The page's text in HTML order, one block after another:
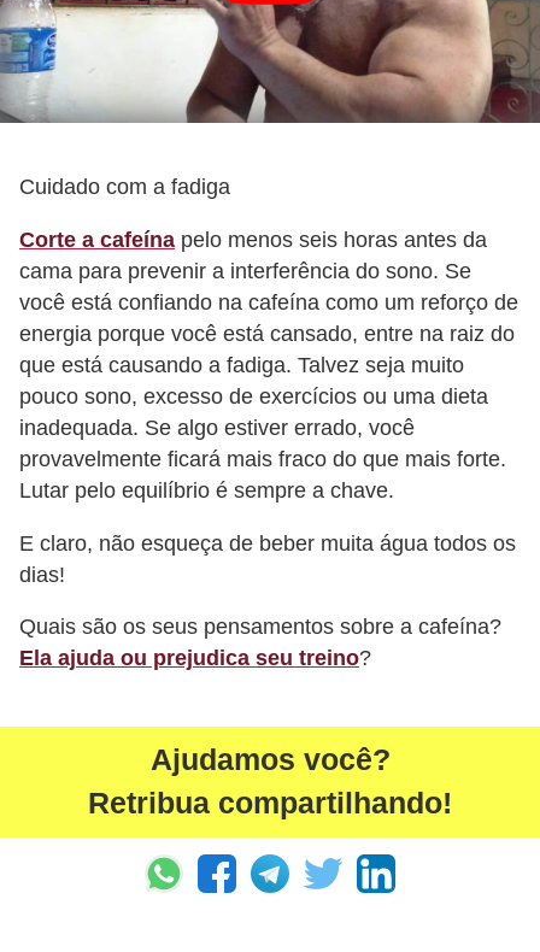
Cuidado com a fadiga
Corte a cafeína pelo menos seis horas antes da
cama para prevenir a interferência do sono. Se
você está confiando na cafeína como um reforço de
energia porque você está cansado, entre na raiz do
que está causando a fadiga. Talvez seja muito
pouco sono, excesso de exercícios ou uma dieta
inadequada. Se algo estiver errado, você
provavelmente ficará mais fraco do que mais forte.
Lutar pelo equilíbrio é sempre a chave.
E claro, não esqueça de beber muita água todos os
dias!
Quais são os seus pensamentos sobre a cafeína?
Ela ajuda ou prejudica seu treino?
Ajudamos você?
Retribua compartilhando!